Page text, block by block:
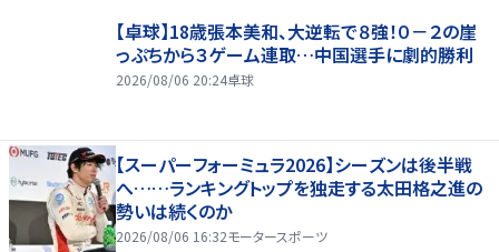
【卓球】18歳張本美和、大逆転で８強！０－２の崖
っぷちから３ゲーム連取…中国選手に劇的勝利
2026/08/06 20:24卓球
【スーパーフォーミュラ2026】シーズンは後半戦
へ……ランキングトップを独走する太田格之進の
勢いは続くのか
2026/08/06 16:32モータースポーツ